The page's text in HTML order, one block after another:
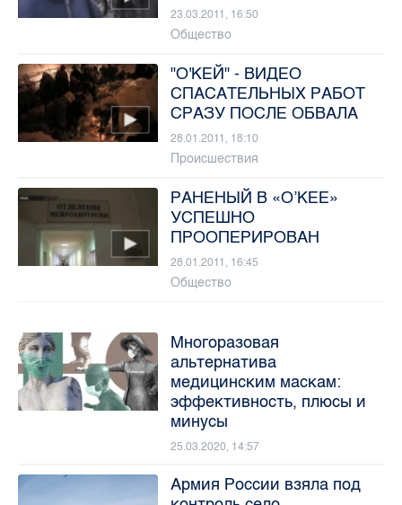
23.03.2011, 16:50
Общество
"О'КЕЙ" - ВИДЕО
СПАСАТЕЛЬНЫХ РАБОТ
СРАЗУ ПОСЛЕ ОБВАЛА
28.01.2011, 18:10
Происшествия
РАНЕНЫЙ В «О’КЕЕ»
УСПЕШНО
ПРООПЕРИРОВАН
28.01.2011, 16:45
Общество
Многоразовая
альтернатива
медицинским маскам:
эффективность, плюсы и
минусы
25.03.2020, 14:57
Армия России взяла под